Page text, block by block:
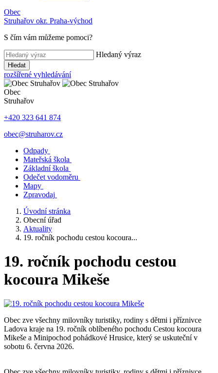
Obec
Struhařov okr. Praha-východ
S čím vám můžeme pomoci?
Hledaný výraz
Hledat
rozšířené vyhledávání
Obec
Struhařov
+420 323 641 874
obec@struharov.cz
Odpady
Mateřská škola
Základní škola
Odečet vodoměru
Mapy
Zpravodaj
Úvodní stránka
Obecní úřad
Aktuality
19. ročník pochodu cestou kocoura...
19. ročník pochodu cestou
kocoura Mikeše
Obec zve všechny milovníky turistiky, rodiny s dětmi i příznivce
Ladova kraje na 19. ročník oblíbeného pochodu Cestou kocoura
Mikeše a Minipochod pohádkové Hrusice, který se uskuteční v
sobotu 6. června 2026.